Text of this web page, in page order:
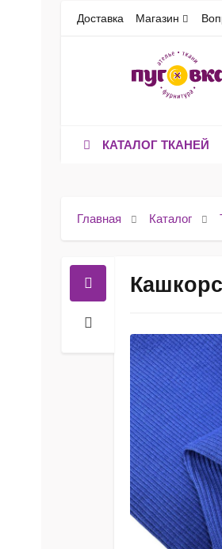
Доставка Магазин
КАТАЛОГ ТКАНЕЙ
Главная Каталог